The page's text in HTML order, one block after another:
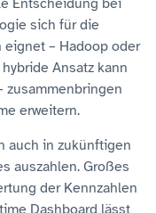
Entscheidung bei
sich für die
– Hadoop oder
Ansatz kann
zusammenbringen
erweitern.
auch in zukünftigen
auszahlen. Großes
der Kennzahlen